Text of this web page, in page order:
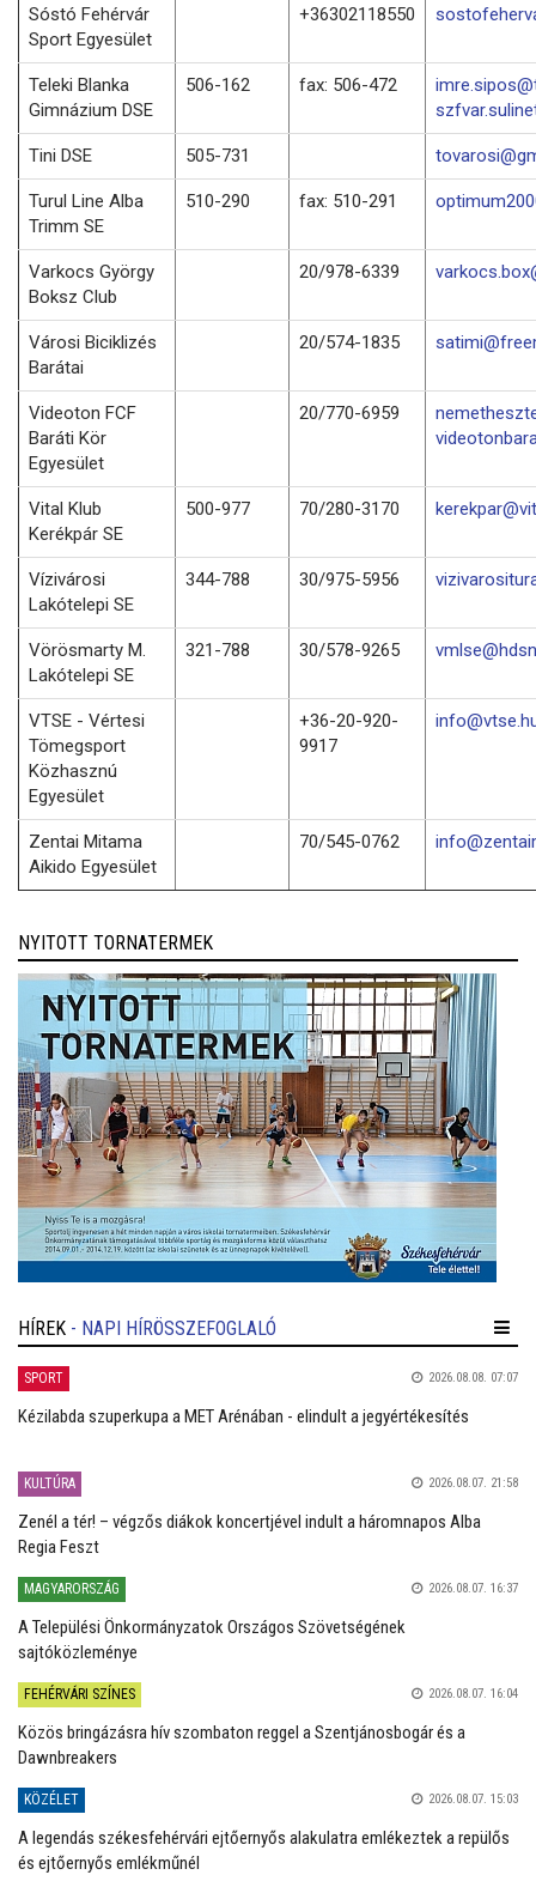
Sóstó Fehérvár
Sport Egyesület
+36302118550
Teleki Blanka
Gimnázium DSE
506-162 fax: 506-472
Tini DSE 505-731
Turul Line Alba
Trimm SE
510-290 fax: 510-291
Varkocs György
Boksz Club
20/978-6339
Városi Biciklizés
Barátai
20/574-1835
Videoton FCF
Baráti Kör
Egyesület
20/770-6959
Vital Klub
Kerékpár SE
500-977 70/280-3170
Vízivárosi
Lakótelepi SE
344-788 30/975-5956
Vörösmarty M.
Lakótelepi SE
321-788 30/578-9265
VTSE - Vértesi
Tömegsport
Közhasznú
Egyesület
+36-20-920-
9917
Zentai Mitama
Aikido Egyesület
70/545-0762
NYITOTT TORNATERMEK
HÍREK - NAPI HÍRÖSSZEFOGLALÓ
SPORT 2026.08.08. 07:07
Kézilabda szuperkupa a MET Arénában - elindult a jegyértékesítés
KULTÚRA 2026.08.07. 21:58
Zenél a tér! – végzős diákok koncertjével indult a háromnapos Alba
Regia Feszt
MAGYARORSZÁG 2026.08.07. 16:37
A Települési Önkormányzatok Országos Szövetségének
sajtóközleménye
FEHÉRVÁRI SZÍNES 2026.08.07. 16:04
Közös bringázásra hív szombaton reggel a Szentjánosbogár és a
Dawnbreakers
KÖZÉLET 2026.08.07. 15:03
A legendás székesfehérvári ejtőernyős alakulatra emlékeztek a repülős
és ejtőernyős emlékműnél